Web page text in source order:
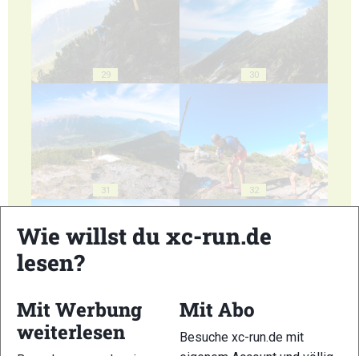
29 30
31 32
33 34
Wie willst du xc-run.de
lesen?
Mit Werbung
weiterlesen
Mit Abo
Besuche xc-run.de mit